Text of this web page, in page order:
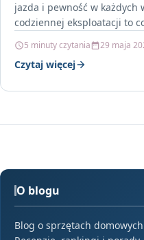
jazda i pewność w każdych
codziennej eksploatacji to
5 minuty czytania 29 maja
Czytaj więcej
O blogu
Blog o sprzętach